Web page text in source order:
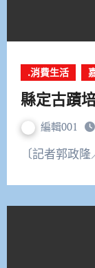
.消費生活
縣定古蹟
編輯001
〔記者郭